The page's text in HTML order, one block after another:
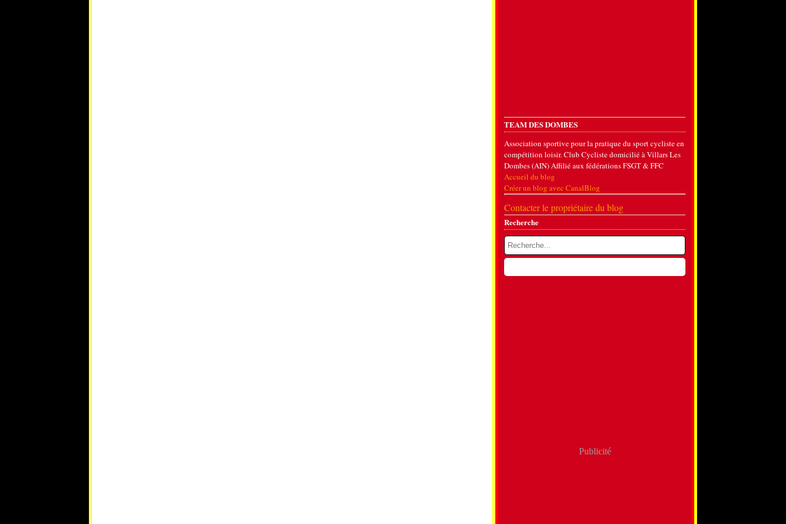
TEAM DES DOMBES
Association sportive pour la pratique du sport cycliste en
compétition loisir. Club Cycliste domicilié à Villars Les
Dombes (AIN) Affilié aux fédérations FSGT & FFC
Accueil du blog
Créer un blog avec CanalBlog
Contacter le propriétaire du blog
Recherche
Publicité